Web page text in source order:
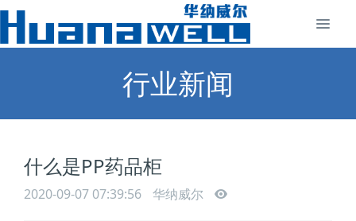
行业新闻
什么是PP药品柜
2020-09-07 07:39:56 华纳威尔